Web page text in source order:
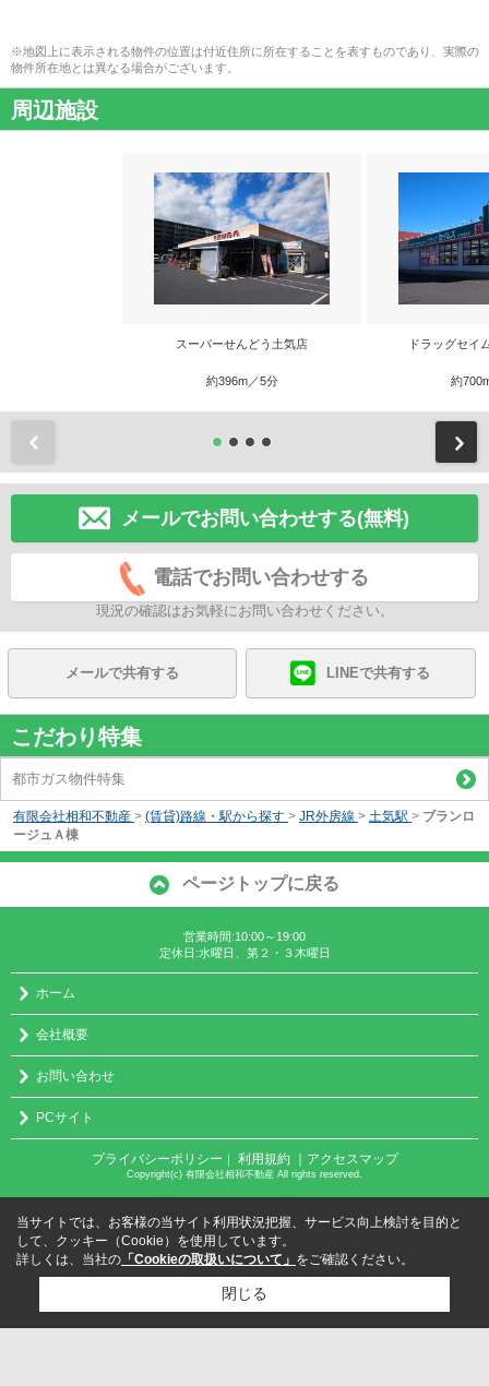
※地図上に表示される物件の位置は付近住所に所在することを表すものであり、実際の
物件所在地とは異なる場合がございます。
周辺施設
スーパーせんどう土気店
約396m／5分
ドラッグセイ
約
メールでお問い合わせする(無料)
電話でお問い合わせする
現況の確認はお気軽にお問い合わせください。
メールで共有する LINEで共有する
こだわり特集
都市ガス物件特集
有限会社相和不動産 > (賃貸)路線・駅から探す > JR外房線 > 土気駅 > ブランロ
ージュＡ棟
ページトップに戻る
営業時間:10:00～19:00
定休日:水曜日、第２・３木曜日
ホーム
会社概要
お問い合わせ
PCサイト
プライバシーポリシー 利用規約 ｜アクセスマップ
Copyright(c) 有限会社相和不動産 All rights reserved.
当サイトでは、お客様の当サイト利用状況把握、サービス向上検討を目的と
して、クッキー（Cookie）を使用しています。
詳しくは、当社の 「Cookieの取扱いについて」 をご確認ください。
閉じる